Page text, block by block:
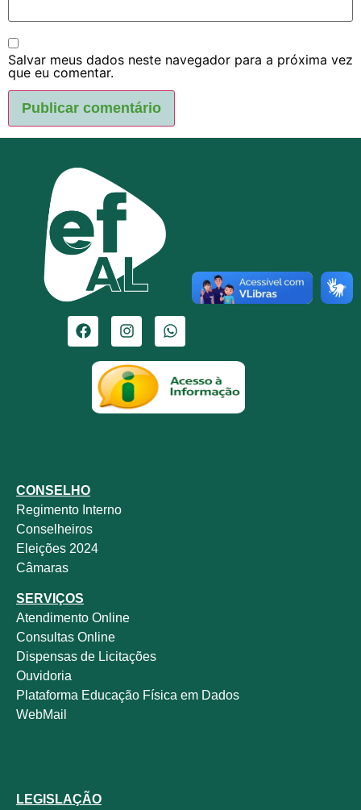
Salvar meus dados neste navegador para a próxima vez
que eu comentar.
CONSELHO
Regimento Interno
Conselheiros
Eleições 2024
Câmaras
SERVIÇOS
Atendimento Online
Consultas Online
Dispensas de Licitações
Ouvidoria
Plataforma Educação Física em Dados
WebMail
LEGISLAÇÃO